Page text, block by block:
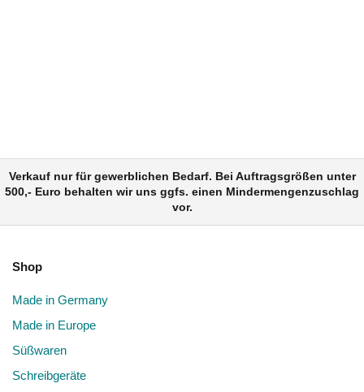
Verkauf nur für gewerblichen Bedarf. Bei Auftragsgrößen unter
500,- Euro behalten wir uns ggfs. einen Mindermengenzuschlag
vor.
Shop
Made in Germany
Made in Europe
Süßwaren
Schreibgeräte